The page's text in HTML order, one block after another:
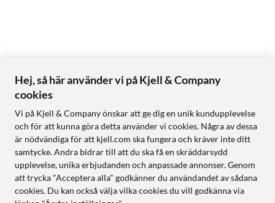
Hej, så här använder vi på Kjell & Company
cookies
Vi på Kjell & Company önskar att ge dig en unik kundupplevelse
och för att kunna göra detta använder vi cookies. Några av dessa
är nödvändiga för att kjell.com ska fungera och kräver inte ditt
samtycke. Andra bidrar till att du ska få en skräddarsydd
upplevelse, unika erbjudanden och anpassade annonser. Genom
att trycka "Acceptera alla" godkänner du användandet av sådana
cookies. Du kan också välja vilka cookies du vill godkänna via